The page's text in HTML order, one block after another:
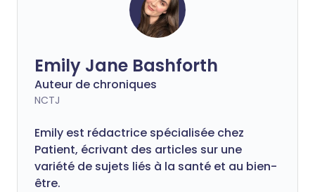
Emily Jane Bashforth
Auteur de chroniques
NCTJ
Emily est rédactrice spécialisée chez
Patient, écrivant des articles sur une
variété de sujets liés à la santé et au bien-
être.